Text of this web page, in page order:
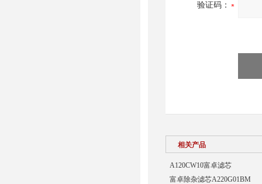
验证码：
相关产品
A120CW10富卓滤芯
富卓除杂滤芯A220G01BM